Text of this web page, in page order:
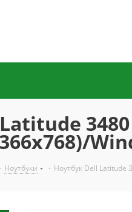
Ноутбуки - Ноутбук Dell Latitude